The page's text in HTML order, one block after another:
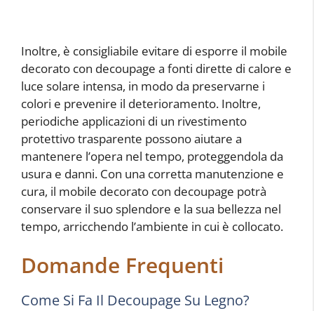
Inoltre, è consigliabile evitare di esporre il mobile
decorato con decoupage a fonti dirette di calore e
luce solare intensa, in modo da preservarne i
colori e prevenire il deterioramento. Inoltre,
periodiche applicazioni di un rivestimento
protettivo trasparente possono aiutare a
mantenere l’opera nel tempo, proteggendola da
usura e danni. Con una corretta manutenzione e
cura, il mobile decorato con decoupage potrà
conservare il suo splendore e la sua bellezza nel
tempo, arricchendo l’ambiente in cui è collocato.
Domande Frequenti
Come Si Fa Il Decoupage Su Legno?